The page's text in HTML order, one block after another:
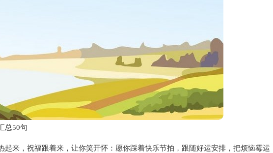
总50句
起来，祝福跟着来，让你笑开怀：愿你踩着快乐节拍，跟随好运安排，把烦恼霉运